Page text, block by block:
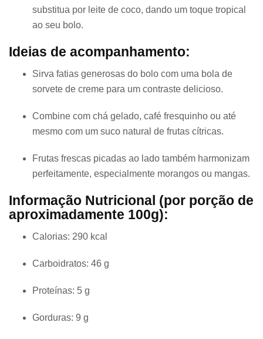
substitua por leite de coco, dando um toque tropical
ao seu bolo.
Ideias de acompanhamento:
Sirva fatias generosas do bolo com uma bola de
sorvete de creme para um contraste delicioso.
Combine com chá gelado, café fresquinho ou até
mesmo com um suco natural de frutas cítricas.
Frutas frescas picadas ao lado também harmonizam
perfeitamente, especialmente morangos ou mangas.
Informação Nutricional (por porção de
aproximadamente 100g):
Calorias: 290 kcal
Carboidratos: 46 g
Proteínas: 5 g
Gorduras: 9 g